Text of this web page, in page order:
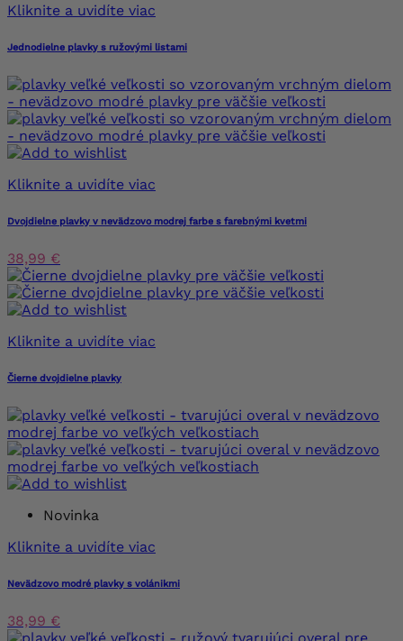
Kliknite a uvidíte viac
Jednodielne plavky s ružovými listami
Kliknite a uvidíte viac
Dvojdielne plavky v nevädzovo modrej farbe s farebnými kvetmi
38,99 €
Kliknite a uvidíte viac
Čierne dvojdielne plavky
Novinka
Kliknite a uvidíte viac
Nevädzovo modré plavky s volánikmi
38,99 €